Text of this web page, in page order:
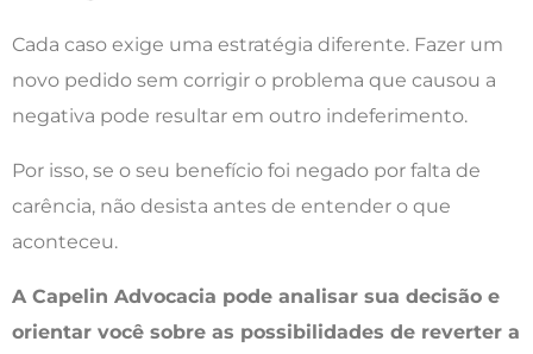
Cada caso exige uma estratégia diferente. Fazer um
novo pedido sem corrigir o problema que causou a
negativa pode resultar em outro indeferimento.
Por isso, se o seu benefício foi negado por falta de
carência, não desista antes de entender o que
aconteceu.
A Capelin Advocacia pode analisar sua decisão e
orientar você sobre as possibilidades de reverter a